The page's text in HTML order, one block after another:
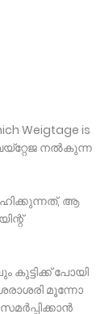
Weigtage is
നൽകുന്ന
ആ
കുട്ടിക്ക് പോയി
മൂന്നോ